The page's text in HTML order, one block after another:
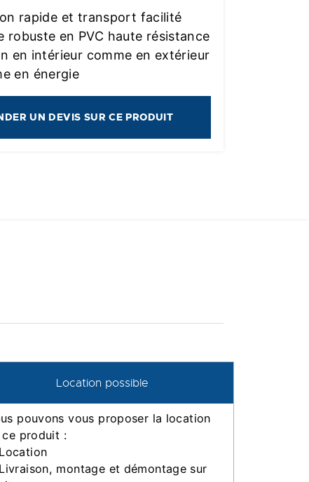
rapide et transport facilité
robuste en PVC haute résistance
en intérieur comme en extérieur
en énergie
UN DEVIS SUR CE PRODUIT
Location possible
pouvons vous proposer la location
ce produit :
Location
Livraison, montage et démontage sur